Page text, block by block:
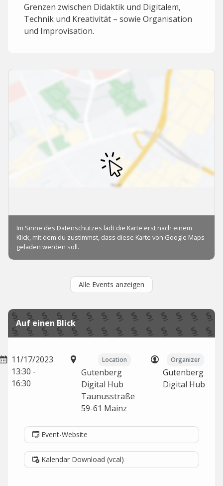
Grenzen zwischen Didaktik und Digitalem,
Technik und Kreativität – sowie Organisation
und Improvisation.
Alle Events anzeigen
Auf einen Blick
11/17/2023
13:30 -
16:30
Location
Gutenberg
Digital Hub
Taunusstraße
59-61 Mainz
Organizer
Gutenberg
Digital Hub
Event-Website
Kalendar Download (vcal)